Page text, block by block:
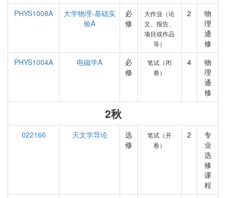
PHYS1008A
大学物理-基础实
验A
必
修
大作业（论
文、报告、
项目或作品
等）
2
物
理
通
修
PHYS1004A
电磁学A
必
修
笔试（闭
卷）
4
物
理
通
修
2秋
022166 天文学导论
选
修
笔试（开
卷）
2
专
业
选
修
课
程